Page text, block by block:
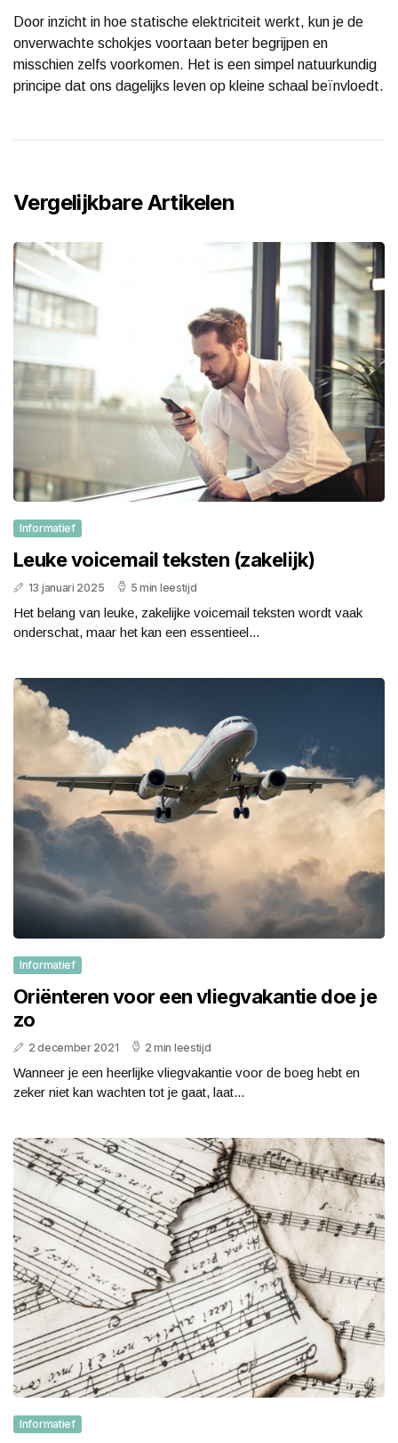
Door inzicht in hoe statische elektriciteit werkt, kun je de
onverwachte schokjes voortaan beter begrijpen en
misschien zelfs voorkomen. Het is een simpel natuurkundig
principe dat ons dagelijks leven op kleine schaal beïnvloedt.
Vergelijkbare Artikelen
Informatief
Leuke voicemail teksten (zakelijk)
13 januari 2025 5 min leestijd
Het belang van leuke, zakelijke voicemail teksten wordt vaak
onderschat, maar het kan een essentieel...
Informatief
Oriënteren voor een vliegvakantie doe je
zo
2 december 2021 2 min leestijd
Wanneer je een heerlijke vliegvakantie voor de boeg hebt en
zeker niet kan wachten tot je gaat, laat...
Informatief